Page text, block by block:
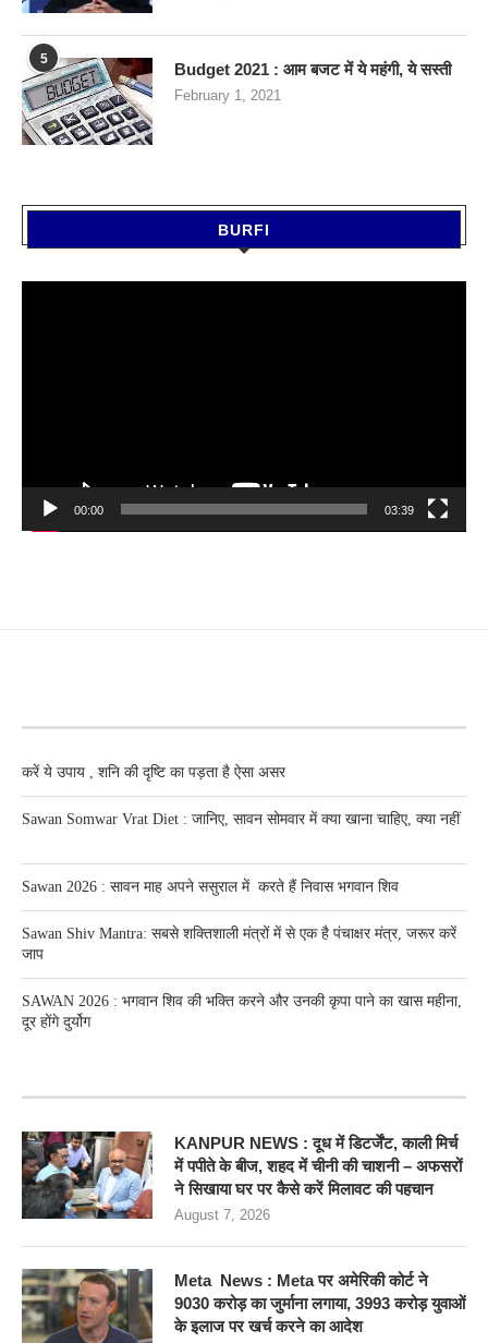
5
Budget 2021 : आम बजट में ये महंगी, ये सस्‍ती
February 1, 2021
BURFI
00:00 03:39
करें ये उपाय , शनि की दृष्टि का पड़ता है ऐसा असर
Sawan Somwar Vrat Diet : जानिए, सावन सोमवार में क्या खाना चाहिए, क्या नहीं
Sawan 2026 : सावन माह अपने ससुराल में करते हैं निवास भगवान शिव
Sawan Shiv Mantra: सबसे शक्तिशाली मंत्रों में से एक है पंचाक्षर मंत्र, जरूर करें
जाप
SAWAN 2026 : भगवान शिव की भक्ति करने और उनकी कृपा पाने का खास महीना,
दूर होंगे दुर्योग
KANPUR NEWS : दूध में डिटर्जेंट, काली मिर्च
में पपीते के बीज, शहद में चीनी की चाशनी – अफसरों
ने सिखाया घर पर कैसे करें मिलावट की पहचान
August 7, 2026
Meta News : Meta पर अमेरिकी कोर्ट ने
9030 करोड़ का जुर्माना लगाया, 3993 करोड़ युवाओं
के इलाज पर खर्च करने का आदेश